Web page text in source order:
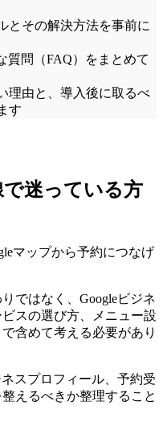
とその解決方法を事前に
質問（FAQ）をまとめて
理由と、導入後に取るべ
す
で迷っている方
マップから予約につなげ
ではなく、Googleビジネ
スの選び方、メニュー設
含めて考える必要があり
スプロフィール、予約受
えるべきか整理すること